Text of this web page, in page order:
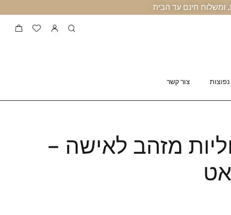
צור קשר
מזהב לאישה –